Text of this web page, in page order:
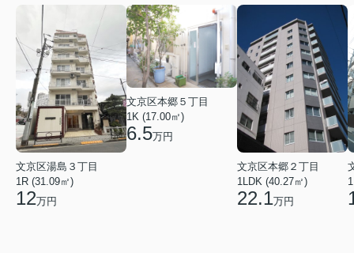
文京区湯島３丁目
1R (31.09㎡)
12万円
文京区本郷５丁目
1K (17.00㎡)
6.5万円
文京区本郷２丁目
1LDK (40.27㎡)
22.1万円